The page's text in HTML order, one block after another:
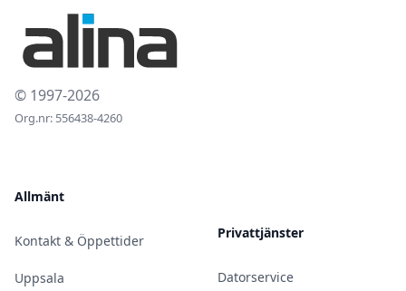
© 1997-2026
Org.nr: 556438-4260
Allmänt
Kontakt & Öppettider
Uppsala
Privattjänster
Datorservice